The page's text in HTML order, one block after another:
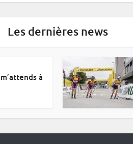
Les dernières news
à